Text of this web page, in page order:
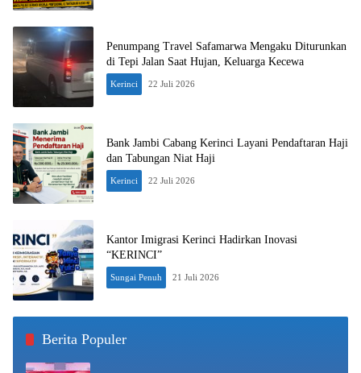
Penumpang Travel Safamarwa Mengaku Diturunkan
di Tepi Jalan Saat Hujan, Keluarga Kecewa
Kerinci 22 Juli 2026
Bank Jambi Cabang Kerinci Layani Pendaftaran Haji
dan Tabungan Niat Haji
Kerinci 22 Juli 2026
Kantor Imigrasi Kerinci Hadirkan Inovasi
“KERINCI”
Sungai Penuh 21 Juli 2026
Berita Populer